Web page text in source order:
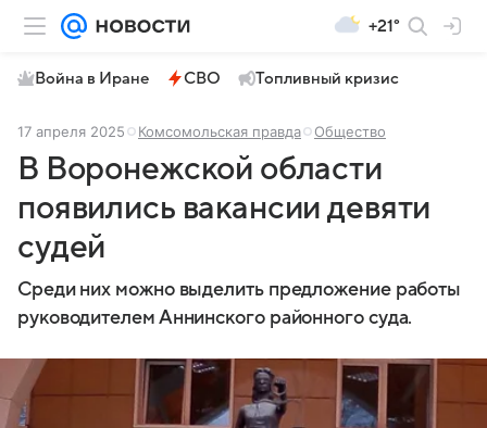
+21°
Война в Иране СВО Топливный кризис
17 апреля 2025 Комсомольская правда Общество
В Воронежской области
появились вакансии девяти
судей
Среди них можно выделить предложение работы
руководителем Аннинского районного суда.